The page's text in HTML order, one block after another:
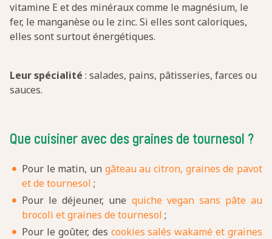
vitamine E et des minéraux comme le magnésium, le
fer, le manganèse ou le zinc. Si elles sont caloriques,
elles sont surtout énergétiques.
Leur spécialité : salades, pains, pâtisseries, farces ou
sauces.
Que cuisiner avec des graines de tournesol ?
Pour le matin, un gâteau au citron, graines de pavot
et de tournesol ;
Pour le déjeuner, une quiche vegan sans pâte au
brocoli et graines de tournesol ;
Pour le goûter, des cookies salés wakamé et graines